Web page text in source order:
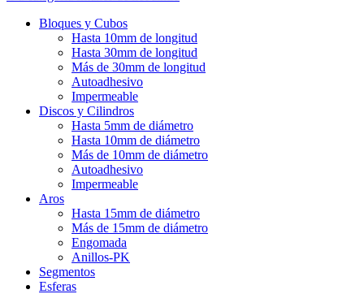
Bloques y Cubos
Hasta 10mm de longitud
Hasta 30mm de longitud
Más de 30mm de longitud
Autoadhesivo
Impermeable
Discos y Cilindros
Hasta 5mm de diámetro
Hasta 10mm de diámetro
Más de 10mm de diámetro
Autoadhesivo
Impermeable
Aros
Hasta 15mm de diámetro
Más de 15mm de diámetro
Engomada
Anillos-PK
Segmentos
Esferas